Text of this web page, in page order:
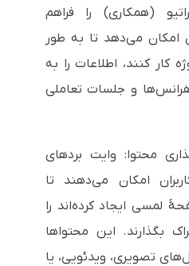
(همکاری) را فراهم
امکان می‌دهد تا به طور
کار کنند، اطلاعات را به
و جلسات تعاملی
محتوا: وایت بردهای
امکان می‌دهند تا
لمسی ایجاد کرده‌اند را
بگذارند. این محتواها
تصویری، ویدئویی، یا